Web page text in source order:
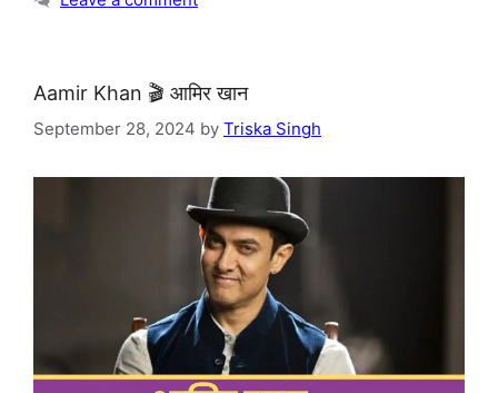
Aamir Khan 🎬 आमिर खान
September 28, 2024 by Triska Singh